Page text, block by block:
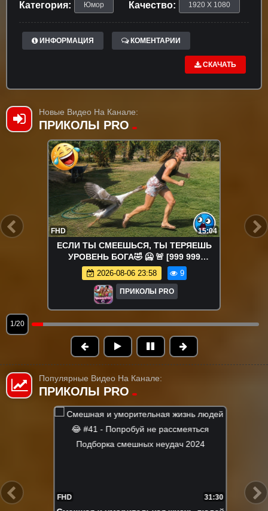
Категория: Юмор Качество: 1920 X 1080
ИНФОРМАЦИЯ КОМЕНТАРИИ
СКАЧАТЬ
Новые Видео На Канале:
ПРИКОЛЫ PRO
FHD 15:04
ЕСЛИ ТЫ СМЕЕШЬСЯ, ТЫ ТЕРЯЕШЬ
УРОВЕНЬ БОГА🤣 🥶 🚨 [999 999
НЕВОЗМОЖНО НЕ СМЕЯТЬСЯ] 😂 Очень
Смешные Смеющиеся Видео 2026 🤩 (3).
2026-08-06 23:58 9
ПРИКОЛЫ PRO
1/20
Популярные Видео На Канале:
ПРИКОЛЫ PRO
31:30